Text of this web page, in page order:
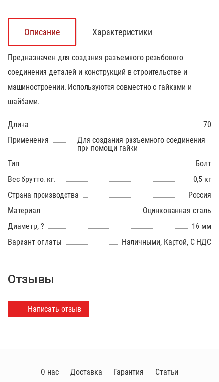
Описание Характеристики
Предназначен для создания разъемного резьбового
соединения деталей и конструкций в строительстве и
машиностроении. Используются совместно с гайками и
шайбами.
Длина
70
Применения
Для создания разъемного соединения
при помощи гайки
Тип
Болт
Вес брутто, кг.
0,5 кг
Страна производства
Россия
Материал
Оцинкованная сталь
Диаметр, ?
16 мм
Вариант оплаты
Наличными, Картой, С НДС
Отзывы
Написать отзыв
О нас Доставка Гарантия Статьи